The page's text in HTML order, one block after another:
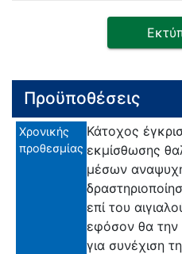
Προϋποθέσεις
Χρονικής
προθεσμίας
Κάτοχος
εκμίσθωσης
μέσων
επί του
εφόσον θα την
για συνέχιση